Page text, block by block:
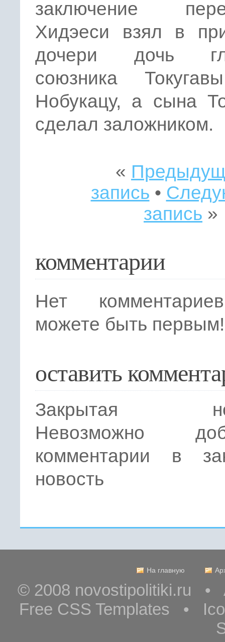
заключение
Хидэеси взял в
дочери дочь
союзника
Нобукацу, а сына
сделал заложником.
«
запись •
запись »
комментарии
Нет
можете быть первым!
оставить
Закрытая
Невозможно
комментарии в
новость
На главную
© 2008 novostipolitiki.ru •
Free CSS Templates •